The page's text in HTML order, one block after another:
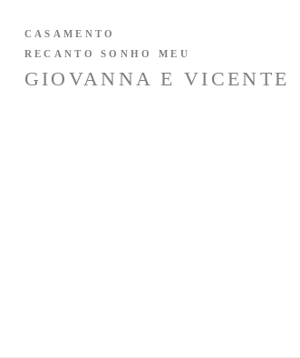
GIOVANNA E VICENTE
CASAMENTO
RECANTO SONHO MEU